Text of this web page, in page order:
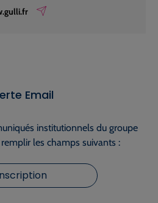
Email
institutionnels du groupe
les champs suivants :